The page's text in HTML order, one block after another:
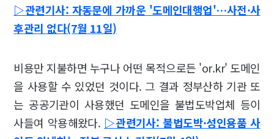
▷관련기사: 자동문에 가까운 '도메인대행업'…사전·사
후관리 없다(7월 11일)
비용만 지불하면 누구나 어떤 목적으로든 'or.kr' 도메인
을 사용할 수 있었던 것이다. 그 결과 정부산하 기관 또
는 공공기관이 사용했던 도메인을 불법도박업체 등이
사들여 악용해왔다. ▷관련기사: 불법도박·성인용품 사